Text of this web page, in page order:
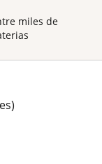
miles de